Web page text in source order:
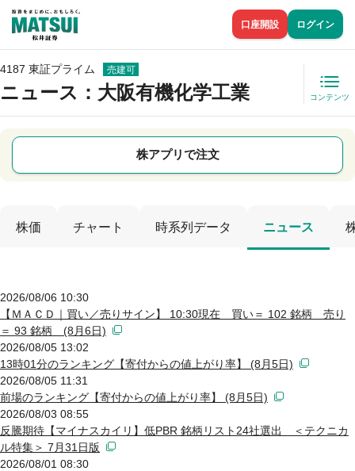
口座開設 ログイン
4187 東証プライム 売建可
ニュース ：大阪有機化学工業 コンテンツ
株アプリで注文
株価 チャート 時系列データ ニュース
2026/08/06 10:30
【ＭＡＣＤ｜買い／売りサイン】 10:30現在 買い＝ 102 銘柄 売り
＝ 93 銘柄 (8月6日)
2026/08/05 13:02
13時01分のランキング【寄付からの値上がり率】 (8月5日)
2026/08/05 11:31
前場のランキング【寄付からの値上がり率】 (8月5日)
2026/08/03 08:55
反騰期待【マイナスカイリ】低PBR 銘柄リスト24社選出 ＜テクニカ
ル特集＞ 7月31日版
2026/08/01 08:30